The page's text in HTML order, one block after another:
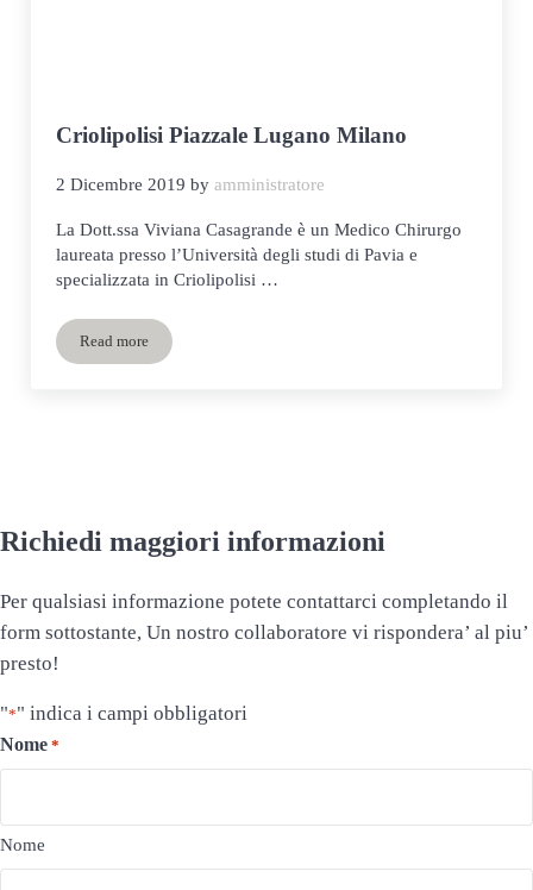
Criolipolisi Piazzale Lugano Milano
2 Dicembre 2019 byamministratore
La Dott.ssa Viviana Casagrande è un Medico Chirurgo
laureata presso l’Università degli studi di Pavia e
specializzata in Criolipolisi …
Read moreCriolipolisi Piazzale Lugano Milano
Richiedi maggiori informazioni
Per qualsiasi informazione potete contattarci completando il
form sottostante, Un nostro collaboratore vi rispondera’ al piu’
presto!
"*" indica i campi obbligatori
Nome *
Nome